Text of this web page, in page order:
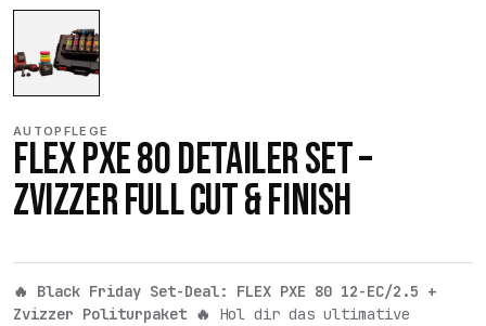
AUTOPFLEGE
FLEX PXE 80 DETAILER SET –
ZVIZZER FULL CUT & FINISH
🔥 Black Friday Set-Deal: FLEX PXE 80 12-EC/2.5 +
Zvizzer Politurpaket 🔥
Hol dir das ultimative